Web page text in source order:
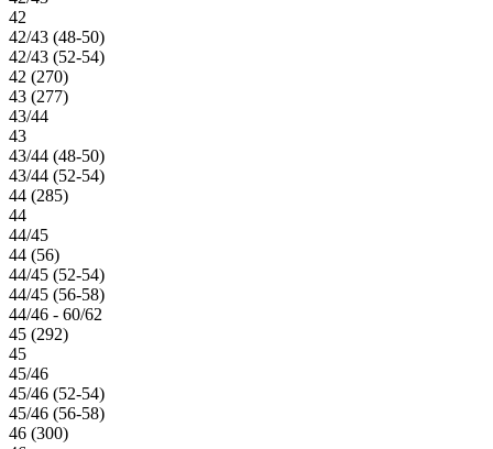
42
42/43 (48-50)
42/43 (52-54)
42 (270)
43 (277)
43/44
43
43/44 (48-50)
43/44 (52-54)
44 (285)
44
44/45
44 (56)
44/45 (52-54)
44/45 (56-58)
44/46 - 60/62
45 (292)
45
45/46
45/46 (52-54)
45/46 (56-58)
46 (300)